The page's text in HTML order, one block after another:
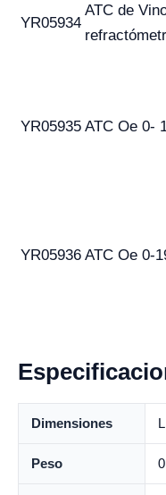
YR05934
ATC de
YR05935 ATC Oe 0-
YR05936 ATC Oe 0-
Dimensiones
Peso